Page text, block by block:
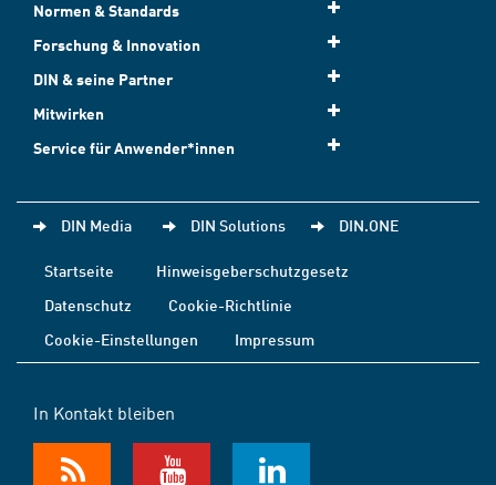
Normen & Standards
Forschung & Innovation
DIN & seine Partner
Mitwirken
Service für Anwender*innen
DIN Media DIN Solutions DIN.ONE
Startseite
Hinweisgeberschutzgesetz
Datenschutz
Cookie-Richtlinie
Cookie-Einstellungen
Impressum
In Kontakt bleiben